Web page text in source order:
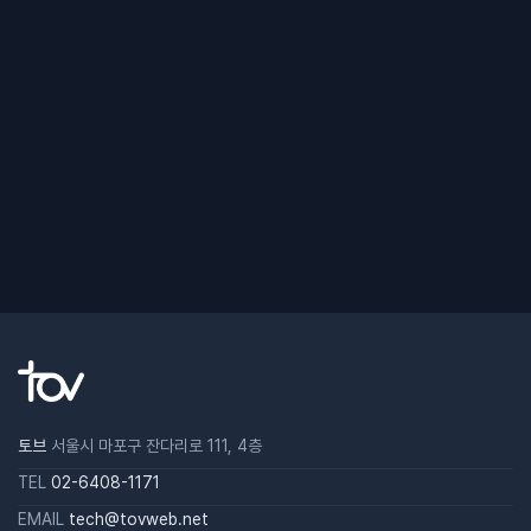
토브 서울시 마포구 잔다리로 111, 4층
TEL 02-6408-1171
EMAIL tech@tovweb.net